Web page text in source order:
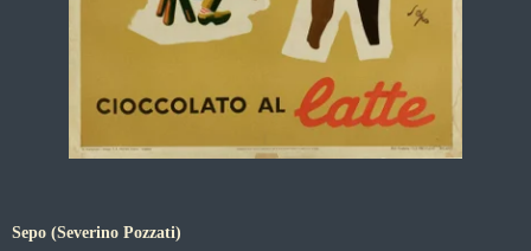
Sepo (Severino Pozzati)